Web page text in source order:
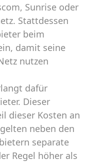
Sunrise oder
Stattdessen
beim
damit seine
nutzen
dafür
Dieser
dieser Kosten an
neben den
separate
Regel höher als